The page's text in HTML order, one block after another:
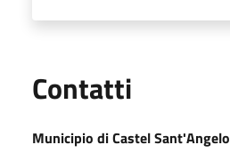
Contatti
Municipio di Castel Sant'Angelo